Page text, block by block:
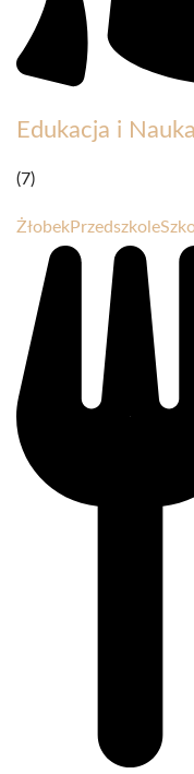
Edukacja i Nauka
(7)
ŻłobekPrzedszkole